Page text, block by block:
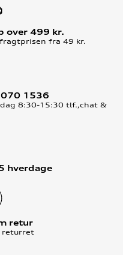
over 499 kr.
fra 49 kr.
1536
8:30-15:30 tlf.,chat &
hverdage
retur
returret